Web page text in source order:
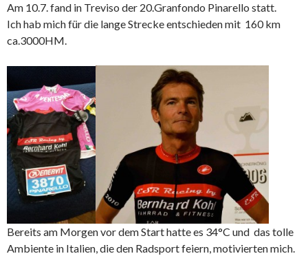
Am 10.7. fand in Treviso der 20.Granfondo Pinarello statt.
Ich hab mich für die lange Strecke entschieden mit 160 km
ca.3000HM.
Bereits am Morgen vor dem Start hatte es 34°C und das tolle
Ambiente in Italien, die den Radsport feiern, motivierten mich.